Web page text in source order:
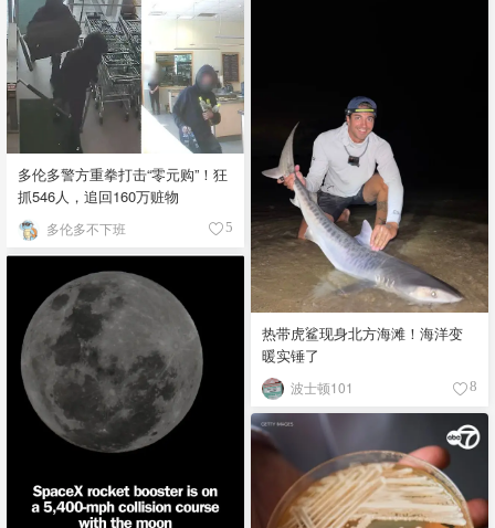
多伦多警方重拳打击“零元购”！狂
抓546人，追回160万赃物
多伦多不下班 5
热带虎鲨现身北方海滩！海洋变
暖实锤了
波士顿101 8